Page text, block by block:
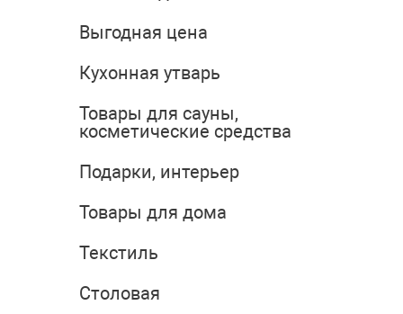
Выгодная цена
Кухонная утварь
Товары для сауны,
косметические средства
Подарки, интерьер
Товары для дома
Текстиль
Столовая